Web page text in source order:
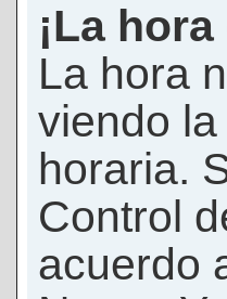
¡La
La hora
viendo
horaria.
Control
acuerdo